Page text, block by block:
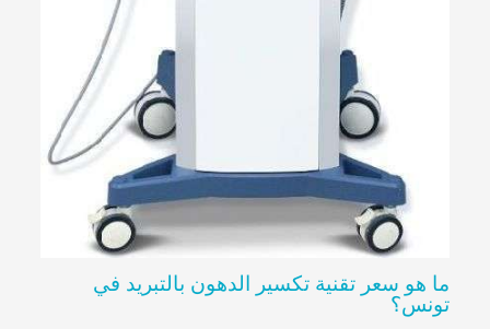
ما هو سعر تقنية تكسير الدهون بالتبريد في
تونس؟